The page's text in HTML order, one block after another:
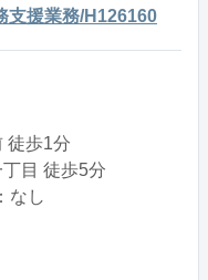
支援業務/H126160
徒歩1分
目 徒歩5分
なし